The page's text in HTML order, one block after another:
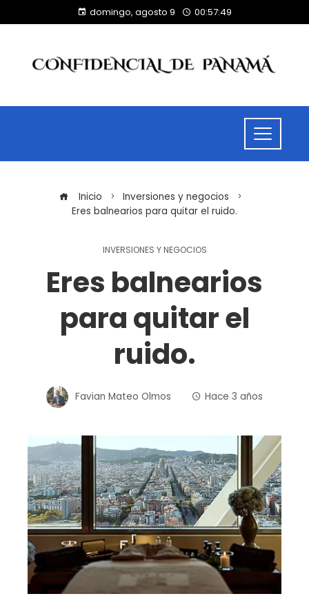
domingo, agosto 9 00:57:49
Inicio
Inversiones y negocios
Eres balnearios para quitar el ruido.
INVERSIONES Y NEGOCIOS
Eres balnearios
para quitar el
ruido.
Favian Mateo Olmos Hace 3 años